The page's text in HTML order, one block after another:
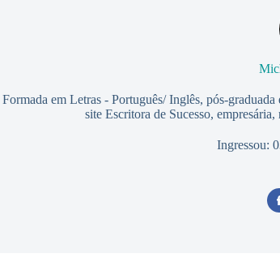
Formada em Letras - Português/ Inglês, pós-
site Escritora de Sucesso,
Ingressou: